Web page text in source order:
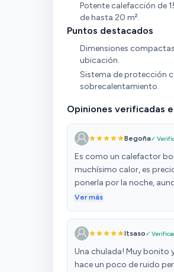
Potente calefacción de
de hasta 20 m².
Puntos destacados
Dimensiones
ubicación.
Sistema de protección
sobrecalentamiento.
Opiniones verificadas
Begoña✓
Es como un calefactor
muchísimo calor, es
ponerla por la noche,
calefactor funcionando,
chimenea de verdad. Da
Ver más
Itsaso✓
Una chulada! Muy bonito
hace un poco de ruido